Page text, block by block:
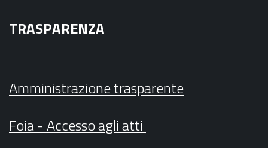
TRASPARENZA
Amministrazione trasparente
Foia - Accesso agli atti